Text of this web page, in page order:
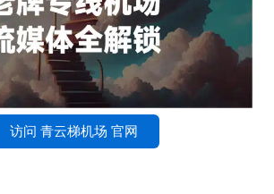
访问 青云梯机场 官网